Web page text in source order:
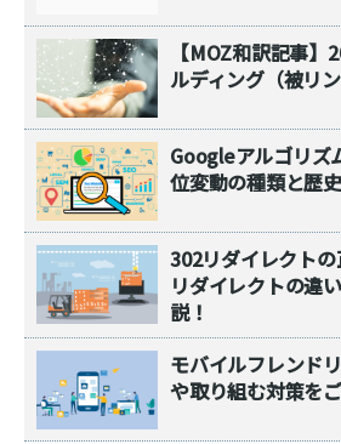
【MOZ和訳記事
ルディング（被リ
Googleアルゴリズ
位変動の種類と歴
302リダイレクト
リダイレクトの違
説！
モバイルフレンド
や取り組む対策を